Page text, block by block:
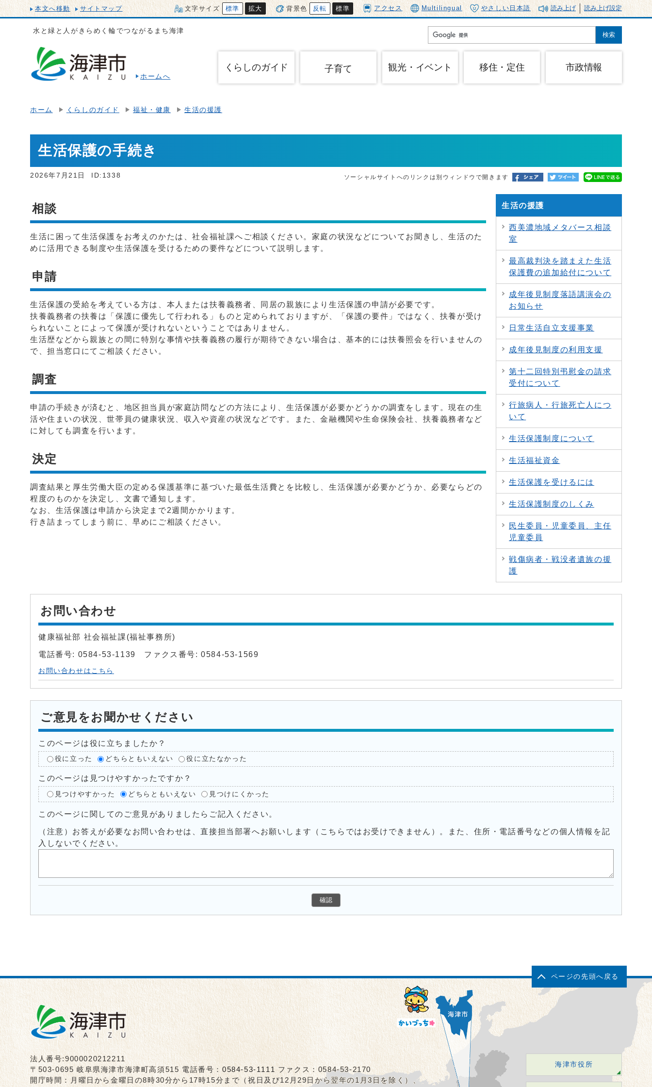
本文へ移動 サイトマップ 文字サイズ 標準 拡大 背景色 反転 標準 アクセス Multilingual やさしい日本語 読み上げ 読み上げ設定
水と緑と人がきらめく輪でつながるまち海津
ホームへ
くらしのガイド 子育て 観光・イベント 移住・定住 市政情報
ホーム くらしのガイド 福祉・健康 生活の援護
生活保護の手続き
2026年7月21日 ID:1338 ソーシャルサイトへのリンクは別ウィンドウで開きます
相談
生活に困って生活保護をお考えのかたは、社会福祉課へご相談ください。家庭の状況などについてお聞きし、生活のた
めに活用できる制度や生活保護を受けるための要件などについて説明します。
申請
生活保護の受給を考えている方は、本人または扶養義務者、同居の親族により生活保護の申請が必要です。
扶養義務者の扶養は「保護に優先して行われる」ものと定められておりますが、「保護の要件」ではなく、扶養が受け
られないことによって保護が受けれないということではありません。
生活歴などから親族との間に特別な事情や扶養義務の履行が期待できない場合は、基本的には扶養照会を行いませんの
で、担当窓口にてご相談ください。
調査
申請の手続きが済むと、地区担当員が家庭訪問などの方法により、生活保護が必要かどうかの調査をします。現在の生
活や住まいの状況、世帯員の健康状況、収入や資産の状況などです。また、金融機関や生命保険会社、扶養義務者など
に対しても調査を行います。
決定
調査結果と厚生労働大臣の定める保護基準に基づいた最低生活費とを比較し、生活保護が必要かどうか、必要ならどの
程度のものかを決定し、文書で通知します。
なお、生活保護は申請から決定まで2週間かかります。
行き詰まってしまう前に、早めにご相談ください。
生活の援護
西美濃地域メタバース相談
室
最高裁判決を踏まえた生活
保護費の追加給付について
成年後見制度落語講演会の
お知らせ
日常生活自立支援事業
成年後見制度の利用支援
第十二回特別弔慰金の請求
受付について
行旅病人・行旅死亡人につ
いて
生活保護制度について
生活福祉資金
生活保護を受けるには
生活保護制度のしくみ
民生委員・児童委員、主任
児童委員
戦傷病者・戦没者遺族の援
護
お問い合わせ
健康福祉部 社会福祉課(福祉事務所)
電話番号: 0584-53-1139 ファクス番号: 0584-53-1569
お問い合わせはこちら
ご意見をお聞かせください
このページは役に立ちましたか？
役に立った どちらともいえない 役に立たなかった
このページは見つけやすかったですか？
見つけやすかった どちらともいえない 見つけにくかった
このページに関してのご意見がありましたらご記入ください。
（注意）お答えが必要なお問い合わせは、直接担当部署へお願いします（こちらではお受けできません）。また、住所・電話番号などの個人情報を記
入しないでください。
ページの先頭へ戻る
法人番号:9000020212211
〒503-0695 岐阜県海津市海津町高須515 電話番号：0584-53-1111ファクス：0584-53-2170
開庁時間：月曜日から金曜日の8時30分から17時15分まで（祝日及び12月29日から翌年の1月3日を除く）、
海津市役所